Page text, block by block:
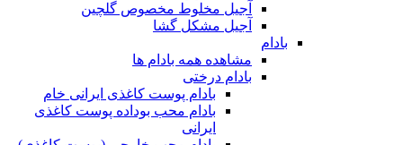
آجیل مخلوط مخصوص گلچین
آجیل مشکل گشا
بادام
مشاهده همه بادام ها
بادام درختی
بادام پوست کاغذی ایرانی خام
بادام محب بوداده پوست کاغذی
ایرانی